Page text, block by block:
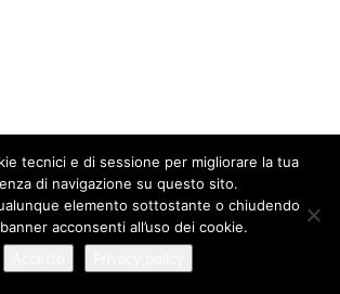
tecnici e di sessione per migliorare la tua
di navigazione su questo sito.
elemento sottostante o chiudendo
acconsenti all’uso dei cookie.